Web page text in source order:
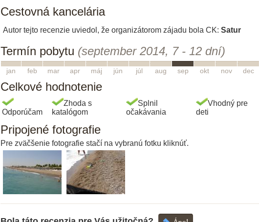
Cestovná kancelária
Autor tejto recenzie uviedol, že organizátorom zájadu bola CK: Satur
Termín pobytu (september 2014, 7 - 12 dní)
jan feb mar apr máj jún júl aug sep okt nov dec
Celkové hodnotenie
Odporúčam
Zhoda s
katalógom
Splnil
očakávania
Vhodný pre
deti
Pripojené fotografie
Pre zväčšenie fotografie stačí na vybranú fotku kliknúť.